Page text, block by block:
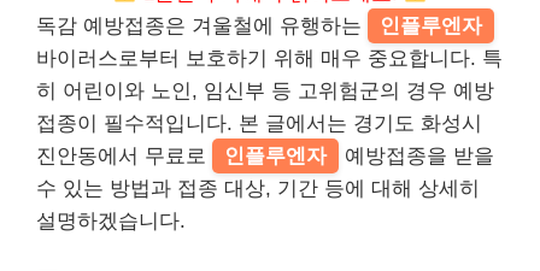
독감 예방접종은 겨울철에 유행하는
인플루엔자
바이러스로부터 보호하기 위해 매우 중요합니다. 특
히 어린이와 노인, 임신부 등 고위험군의 경우 예방
접종이 필수적입니다. 본 글에서는 경기도 화성시
진안동에서 무료로
인플루엔자
예방접종을 받을
수 있는 방법과 접종 대상, 기간 등에 대해 상세히
설명하겠습니다.